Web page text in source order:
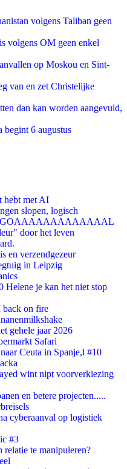
volgens Taliban geen
volgens OM geen enkel
op Moskou en Sint-
van en zet Christelijke
dan kan worden aangevuld,
begint 6 augustus
hebt met AI
slopen, logisch
GOAAAAAAAAAAAAAL
door het leven
en verzendgezeur
in Leipzig
Helene je kan het niet stop
back on fire
gehele jaar 2026
Safari
Ceuta in Spanje,l #10
wint nipt voorverkiezing
en betere projecten.....
cyberaanval op logistiek
#3
relatie te manipuleren?